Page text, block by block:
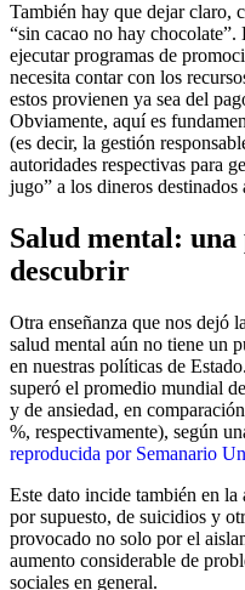
También hay que dejar claro,
“sin cacao no hay
ejecutar programas de
necesita contar con los
estos provienen ya sea del
Obviamente, aquí es
(es decir, la gestión
autoridades respectivas para
jugo” a los dineros destinados
Salud mental:
descubrir
Otra enseñanza que nos dejó
salud mental aún no tiene un
en nuestras políticas de
superó el promedio mundial
y de ansiedad, en
%, respectivamente), según
reproducida por Semanario
Este dato incide también en
por supuesto, de suicidios y
provocado no solo por el
aumento considerable de
sociales en general.